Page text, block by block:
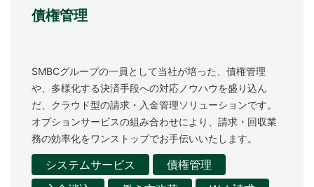
債権管理
SMBCグループの一員として当社が培った、債権管理
や、多様化する決済手段への対応ノウハウを盛り込ん
だ、クラウド型の請求・入金管理ソリューションです。
オプションサービスの組み合わせにより、請求・回収業
務の効率化をワンストップでお手伝いいたします。
システムサービス
債権管理